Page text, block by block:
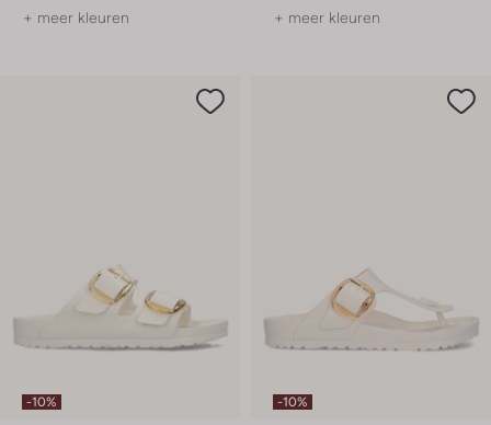
+ meer kleuren + meer kleuren
-10% -10%